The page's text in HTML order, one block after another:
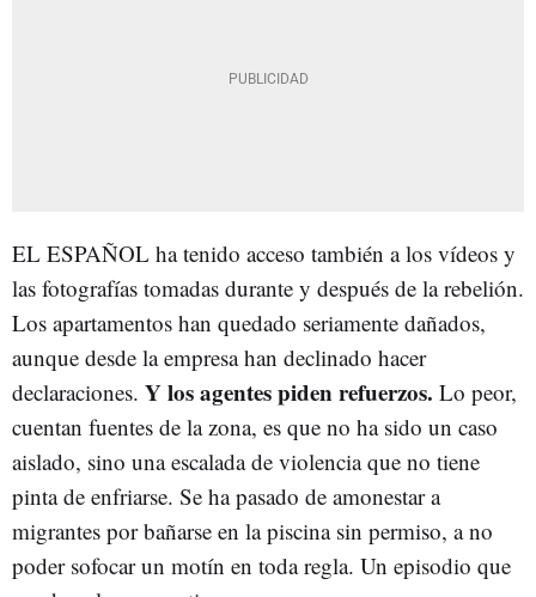
EL ESPAÑOL ha tenido acceso también a los vídeos y
las fotografías tomadas durante y después de la rebelión.
Los apartamentos han quedado seriamente dañados,
aunque desde la empresa han declinado hacer
declaraciones. Y los agentes piden refuerzos. Lo peor,
cuentan fuentes de la zona, es que no ha sido un caso
aislado, sino una escalada de violencia que no tiene
pinta de enfriarse. Se ha pasado de amonestar a
migrantes por bañarse en la piscina sin permiso, a no
poder sofocar un motín en toda regla. Un episodio que